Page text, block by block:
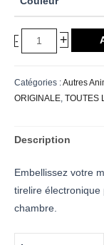
- +
Catégories :Autres
ORIGINALE, TOUTES
Description
Embellissez votre
tirelire
chambre.